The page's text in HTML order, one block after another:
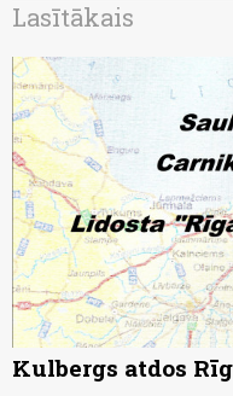
Lasītākais
Kulbergs atdos